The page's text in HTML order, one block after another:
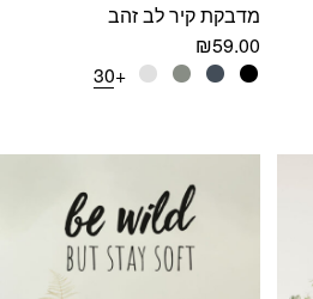
מדבקת קיר לב זהב
₪59.00
+30